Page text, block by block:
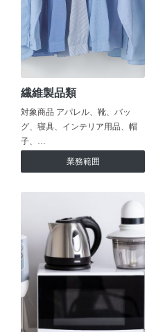
繊維製品類
対象商品 アパレル、靴、バッ
グ、寝具、インテリア用品、帽
子、…
業務範囲